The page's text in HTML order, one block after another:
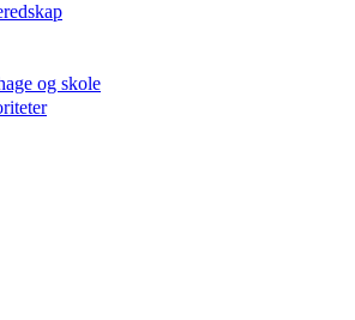
og skole